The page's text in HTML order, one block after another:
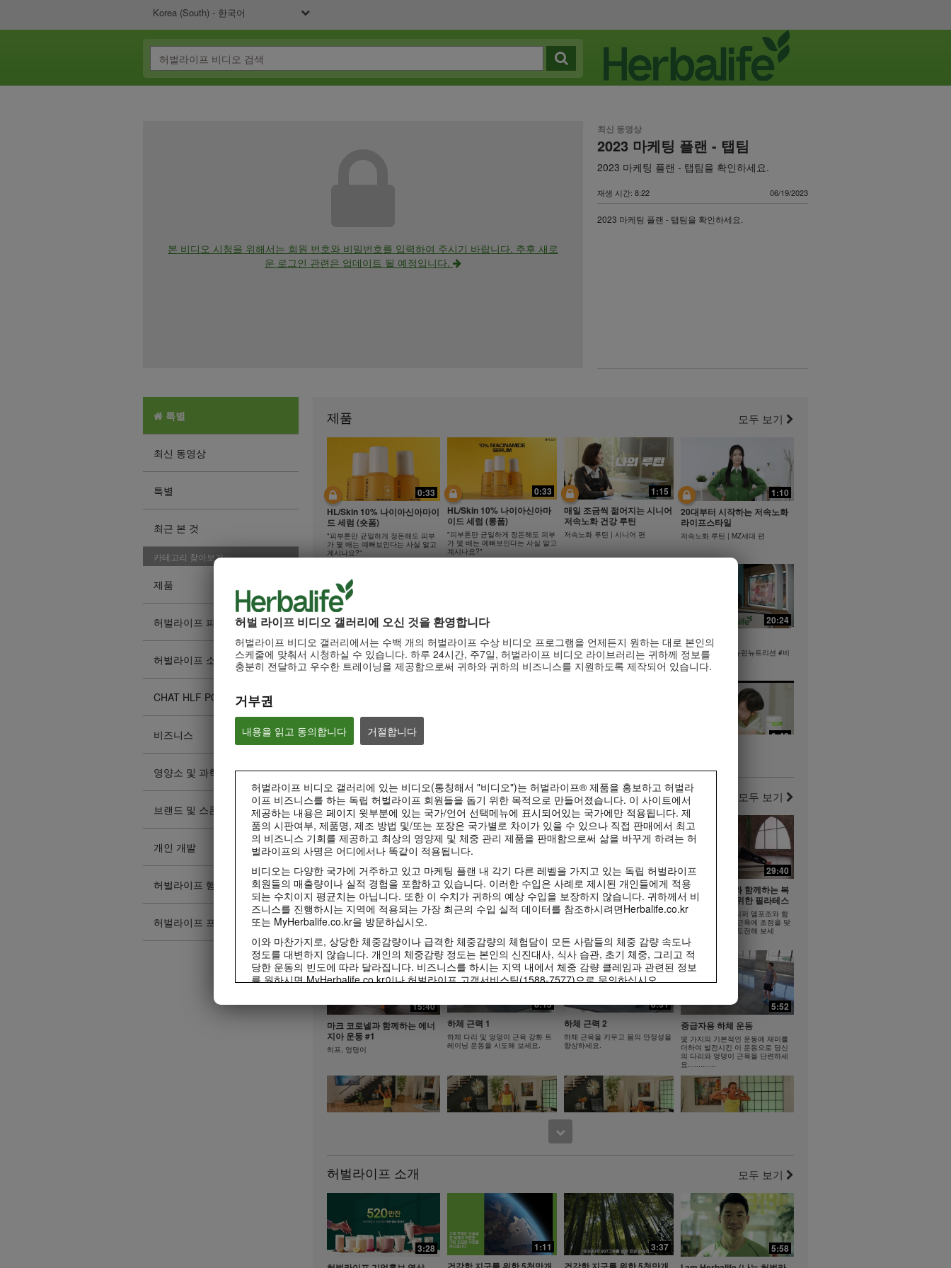
Korea (South) - 한국어
허벌 라이프 비디오 갤러리에 오신 것을 환영합니다
허벌라이프 비디오 갤러리에서는 수백 개의 허벌라이프 수상 비디오 프로그램을 언제든지 원하는 대로 본인의
스케줄에 맞춰서 시청하실 수 있습니다. 하루 24시간, 주7일, 허벌라이프 비디오 라이브러리는 귀하께 정보를
충분히 전달하고 우수한 트레이닝을 제공함으로써 귀하와 귀하의 비즈니스를 지원하도록 제작되어 있습니다.
거부권
내용을 읽고 동의합니다 거절합니다
허벌라이프 비디오 갤러리에 있는 비디오(통칭해서 "비디오")는 허벌라이프® 제품을 홍보하고 허벌라
이프 비즈니스를 하는 독립 허벌라이프 회원들을 돕기 위한 목적으로 만들어졌습니다. 이 사이트에서
제공하는 내용은 페이지 윗부분에 있는 국가/언어 선택메뉴에 표시되어있는 국가에만 적용됩니다. 제
품의 시판여부, 제품명, 제조 방법 및/또는 포장은 국가별로 차이가 있을 수 있으나 직접 판매에서 최고
의 비즈니스 기회를 제공하고 최상의 영양제 및 체중 관리 제품을 판매함으로써 삶을 바꾸게 하려는 허
벌라이프의 사명은 어디에서나 똑같이 적용됩니다.
비디오는 다양한 국가에 거주하고 있고 마케팅 플랜 내 각기 다른 레벨을 가지고 있는 독립 허벌라이프
회원들의 매출량이나 실적 경험을 포함하고 있습니다. 이러한 수입은 사례로 제시된 개인들에게 적용
되는 수치이지 평균치는 아닙니다. 또한 이 수치가 귀하의 예상 수입을 보장하지 않습니다. 귀하께서 비
즈니스를 진행하시는 지역에 적용되는 가장 최근의 수입 실적 데이터를 참조하시려면Herbalife.co.kr
또는 MyHerbalife.co.kr을 방문하십시오.
이와 마찬가지로, 상당한 체중감량이나 급격한 체중감량의 체험담이 모든 사람들의 체중 감량 속도나
정도를 대변하지 않습니다. 개인의 체중감량 정도는 본인의 신진대사, 식사 습관, 초기 체중, 그리고 적
당한 운동의 빈도에 따라 달라집니다. 비즈니스를 하시는 지역 내에서 체중 감량 클레임과 관련된 정보
를 원하시면 MyHerbalife.co.kr이나 허벌라이프 고객서비스팀(1588-7577)으로 문의하십시오.
제품은 오직 통제된 식사의 일부로써 체중 감량과 체중 조절을 지원할 수 있습니다. 비록 특정 허벌라이
프® 제품은 일부 일상적인 식사를 대체하기에 적합할 수 있으나, 개인의 모든 식사를 대체해서는 안되
며, 매일 최소한 한 번의 적절한 식사가 보충되어야 합니다.
비디오는 Herbalife International of America, Inc.에서 소유하고 운영하고 있는 허벌라이프 비디오 갤러
리를 통해서만 이용 가능합니다. 귀하께서는 비디오를 시청하실 수 있으며, 비디오가 다운로드 가능한
경우에는 허벌라이프 비즈니스 또는 허벌라이프® 제품을 홍보할 목적으로만 비디오 전체를 복제하고
배포할 수 있습니다. 그러나, 귀하께서는 비디오를 복제하고 배포하는 과정에서 금전적인 거래를 해서
는 안됩니다. Herbalife International of America, Inc.의 명시된 서면 동의 없이 비디오에 포함되어있는
영상, 음성, 설명 및 이야기를 사용하는 것은 엄격히 금지됩니다. 허벌라이프는 언제든지 귀하의 비디오
본 비디오 시청을 위해서는 회원 번호와 비밀번호를 입력하여 주시기 바랍니다. 추후 새로
운 로그인 관련은 업데이트 될 예정입니다.
최신 동영상
2023 마케팅 플랜 - 탭팀
2023 마케팅 플랜 - 탭팀을 확인하세요.
재생 시간: 8:22 06/19/2023
2023 마케팅 플랜 - 탭팀을 확인하세요.
특별
최신 동영상
특별
최근 본 것
카테고리 찾아보기
제품
허벌라이프 피트니스
허벌라이프 소개
CHAT HLF PODCAST
비즈니스
영양소 및 과학
브랜드 및 스폰서십
개인 개발
허벌라이프 행사
허벌라이프 프로모션
제품 모두 보기
0:33
HL/Skin 10% 나이아신아마이
드 세럼 (숏폼)
"피부톤만 균일하게 정돈해도 피부
가 몇 배는 예뻐보인다는 사실 알고
계시나요?"
0:33
HL/Skin 10% 나이아신아마
이드 세럼 (롱폼)
"피부톤만 균일하게 정돈해도 피부
가 몇 배는 예뻐보인다는 사실 알고
계시나요?"
1:15
매일 조금씩 젊어지는 시니어
저속노화 건강 루틴
저속노화 루틴 | 시니어 편
1:10
20대부터 시작하는 저속노화
라이프스타일
저속노화 루틴 | MZ세대 편
21:35
탁월함의 중심
탁월함의 중심 #허벌라이프 #제품
력
맛있게 먹으면서 다이어트하
기
맛있게 먹으면서 다이어트하기 #키
토산 #셀유로쓰 #리프트오프
베케이션 & 명절을 준비하는
자세
베케이션 & 명절을 준비하는 자세
#장건강 #알로에 #유산균
20:24
빠를수록 좋은!
빠를수록 좋은! #뉴런뉴트리션 #비
타민B
연령에 상관없이 누구에게나 필요한
헬시에이징.
| 건강한 라이프스타일
바쁜 일상에 빼놓을 수 없는 균형잡
힌 영양과 다이어트.
파트너 | 건강한 라이프스타
일
고강도 운동에 도움을 주는 피트니
스 파트너
0:42
가족이 만들어나가는 건강한 식습관
1:03
Formula 1 Story | 모두가 함
께 즐기는 건강한 라이프스타
일
맛과 영양, 다이어트와 퍼포먼스, 헬
시에이징까지!
19:21
배부르게 다이어트!
배부르게 다이어트 #수분 #혈당 #
포만감
13:58
면역력 높이는 습관
면역력 높이는 습관 #좋은균 #알로
에 #에피코르
17:24
고혈당 잡는 습관
고혈당 잡는 습관 #건강한 식사 #식
이섬유
14:29
저속노화
저속노화 #건강한 식사 #피크노웍
스
피로 관리 에너지 관리
처음같은 에너지가 필요해 #비타민
B #단백질
혈당건강 관리
천천히가 더 좋아 #혈당 #식이섬유
#키토산
2:28
홍삼 진센 겔 - 쇼츠 홍보 영상
1~5 합본
홍삼 진센 겔 - 쇼츠 홍보 영상 1~5
합본
허벌라이프 피트니스 모두 보기
12:49
사라 헤일리와 함께하는 출산
후 운동 #4
다리, 히프, 엉덩이 근육의 안정성과
근력 강화를 위한 출산후 운동
10:58
마크 코로넬과 함께하는 에너
지아 운동 #4
스쿼트와 다리 운동.
11:52
사사 노세리노의 파워 다리
컨디셔닝
이 다리 운동을 즐기세요.
29:40
제니퍼 델포조와 함께하는 복
근과 엉덩이를 위한 필라테스
필라테스 강사 제니퍼 델포조와 함
께 복근과 엉덩이 근육에 초점을 맞
춘 이 필라테스에 도전해 보세
요...................
15:40
마크 코로넬과 함께하는 에너
지아 운동 #1
히프, 엉덩이
8:15
하체 근력 1
하체 다리 및 엉덩이 근육 강화 트
레이닝 운동을 시도해 보세요.
8:31
하체 근력 2
하체 근육을 키우고 몸의 안정성을
향상하세요.
5:52
중급자용 하체 운동
몇 가지의 기본적인 운동에 재미를
더하여 발전시킨 이 운동으로 당신
의 다리와 엉덩이 근육을 단련하세
요.............
심박수를 높게 유지해 줍니다.
엑스트라
도전적인 인터벌식 하체 운동을 즐
3:23
6:46
7:44
6:48
허벌라이프 소개 모두 보기
3:28
1:11
3:37
5:58